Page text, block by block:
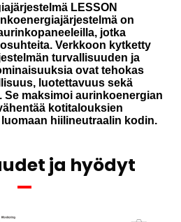
LESSON
on
jotka
Verkkoon kytketty
turvallisuuden ja
ovat tehokas
luotettavuus sekä
maksimoi aurinkoenergian
kotitalouksien
hiilineutraalin kodin.
ja hyödyt